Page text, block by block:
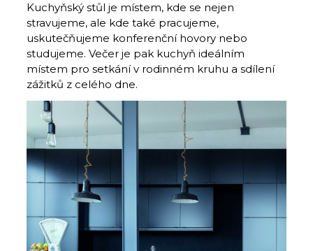
Kuchyňský stůl je místem, kde se nejen
stravujeme, ale kde také pracujeme,
uskutečňujeme konferenční hovory nebo
studujeme. Večer je pak kuchyň ideálním
místem pro setkání v rodinném kruhu a sdílení
zážitků z celého dne.